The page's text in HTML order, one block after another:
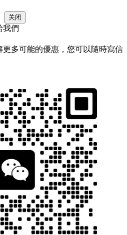
关闭
我們
多可能的優惠，您可以隨時寫信